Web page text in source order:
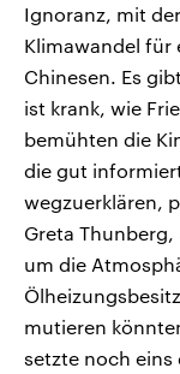
Ignoranz, mit
Klimawandel für
Chinesen. Es
ist krank, wie
bemühten die
die gut
wegzuerklären,
Greta
um die
mutieren
setzte noch